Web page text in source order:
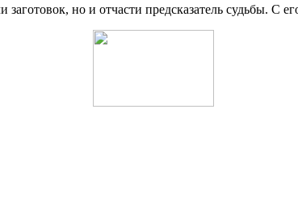
но и отчасти предсказатель судьбы.